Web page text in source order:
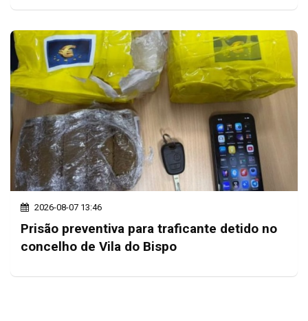
2026-08-07 13:46
Prisão preventiva para traficante detido no
concelho de Vila do Bispo